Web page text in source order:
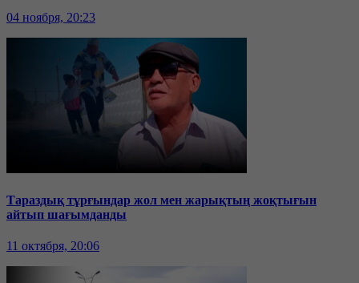
04 ноября, 20:23
Тараздық тұрғындар жол мен жарықтың жоқтығын
айтып шағымданды
11 октября, 20:06